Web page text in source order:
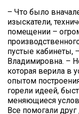
– Что было
изыскатели,
помещении –
пустые кабинеты,
Владимировна. –
которая верила в
опытом
горели идеей,
меняющиеся
Все помогали друг